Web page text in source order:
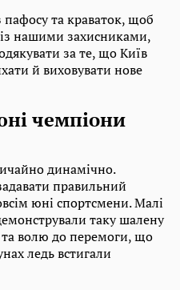
та краваток, щоб
нашими захисниками,
за те, що Київ
й виховувати нове
чемпіони
динамічно.
правильний
юні спортсмени. Малі
таку шалену
та волю до перемоги, що
ледь встигали